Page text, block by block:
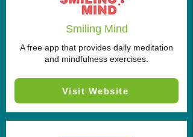
Smiling Mind
A free app that provides daily meditation
and mindfulness exercises.
Visit Website